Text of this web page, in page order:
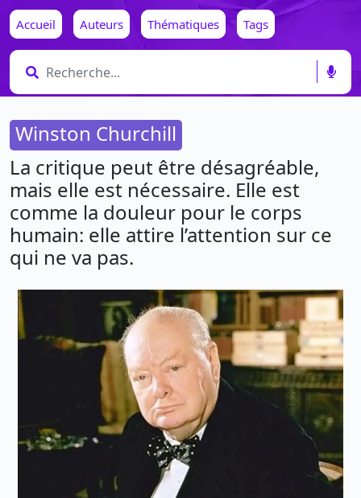
Accueil Auteurs Thématiques Tags
Winston Churchill
La critique peut être désagréable,
mais elle est nécessaire. Elle est
comme la douleur pour le corps
humain: elle attire l’attention sur ce
qui ne va pas.